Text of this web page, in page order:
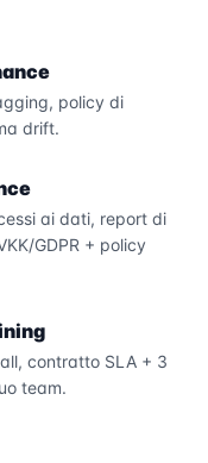
policy di
drift.
ai dati, report di
GDPR + policy
contratto SLA + 3
team.